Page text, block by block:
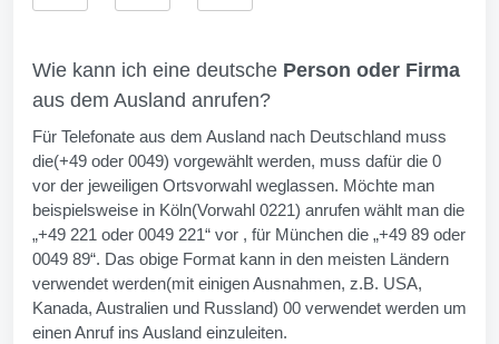
Wie kann ich eine deutsche Person oder Firma
aus dem Ausland anrufen?
Für Telefonate aus dem Ausland nach Deutschland muss
die(+49 oder 0049) vorgewählt werden, muss dafür die 0
vor der jeweiligen Ortsvorwahl weglassen. Möchte man
beispielsweise in Köln(Vorwahl 0221) anrufen wählt man die
„+49 221 oder 0049 221“ vor , für München die „+49 89 oder
0049 89“. Das obige Format kann in den meisten Ländern
verwendet werden(mit einigen Ausnahmen, z.B. USA,
Kanada, Australien und Russland) 00 verwendet werden um
einen Anruf ins Ausland einzuleiten.